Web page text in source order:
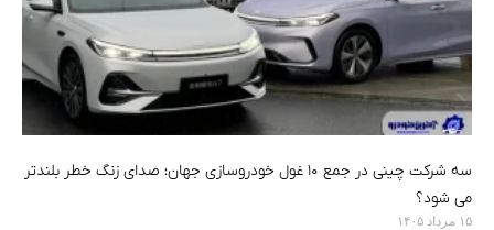
سه شرکت چینی در جمع ۱۰ غول خودروسازی جهان؛ صدای زنگ خطر بلندتر
می شود؟
۱۵ مرداد ۱۴۰۵